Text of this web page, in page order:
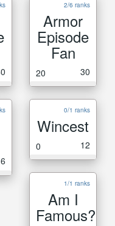
2/6 ranks
Armor
Episode
Fan
20 30
6
0/1 ranks
Wincest
0 12
1/1 ranks
Am I
Famous?